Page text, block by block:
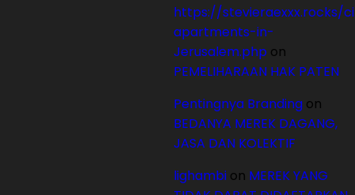
https://stevieraexxx.rocks/
apartments-in-
Jerusalem.php on
PEMELIHARAAN HAK PATEN
Pentingnya Branding on
BEDANYA MEREK DAGANG,
JASA DAN KOLEKTIF
lighambi on MEREK YANG